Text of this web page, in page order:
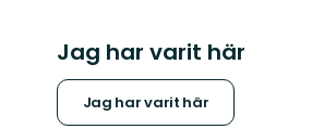
Jag har varit här
Jag har varit här